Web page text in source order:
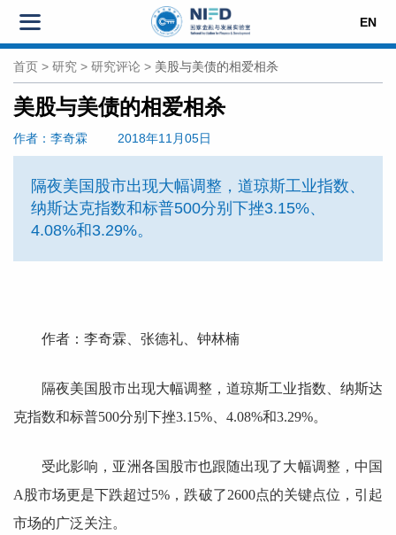
EN
首页 > 研究 > 研究评论 > 美股与美债的相爱相杀
美股与美债的相爱相杀
作者 ：李奇霖 2018年11月05日
隔夜美国股市出现大幅调整，道琼斯工业指数、
纳斯达克指数和标普500分别下挫3.15%、
4.08%和3.29%。
作者：李奇霖、 张德礼、 钟林楠
隔夜美国股市出现大幅调整，道琼斯工业指数、纳斯达
克指数和标普500分别下挫3.15%、4.08%和3.29%。
受此影响，亚洲各国股市也跟随出现了大幅调整，中国
A股市场更是下跌超过5%，跌破了2600点的关键点位，引起
市场的广泛关注。